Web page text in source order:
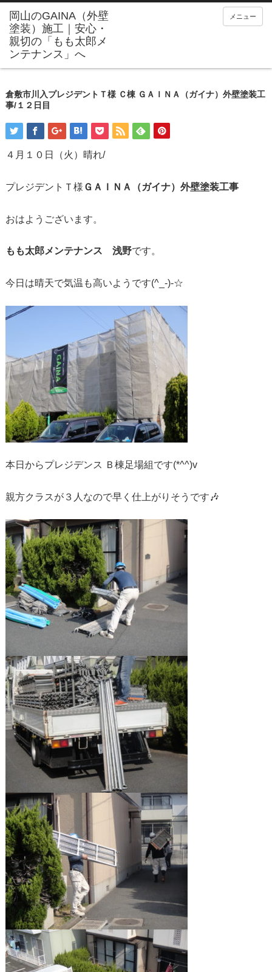
メニュー
倉敷市川入プレジデントＴ様 Ｃ棟 ＧＡＩＮＡ（ガイナ）外壁塗装工
事/１２日目
４月１０日（火）晴れ/
プレジデントＴ様 ＧＡＩＮＡ（ガイナ）外壁塗装工事
おはようございます。
もも太郎メンテナンス 浅野です。
今日は晴天で気温も高いようです(^_-)-☆
本日からプレジデンス Ｂ棟足場組です(*^^)v
親方クラスが３人なので早く仕上がりそうです🎶